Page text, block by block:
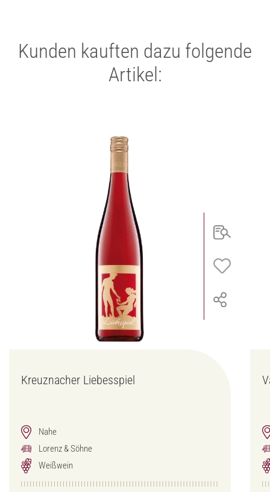
Kunden kauften dazu folgende
Artikel:
Kreuznacher Liebesspiel
Nahe
Lorenz & Söhne
Weißwein